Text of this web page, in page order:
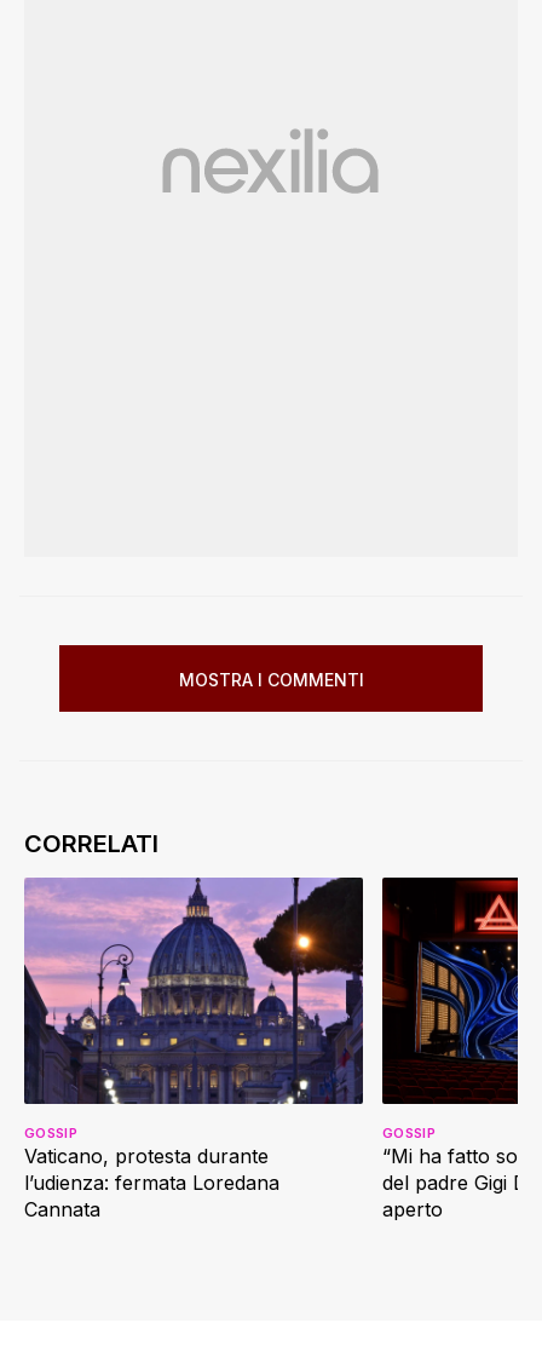
MOSTRA I COMMENTI
Vaticano, protesta durante
l’udienza: fermata Loredana
Cannata
GOSSIP
“Mi ha fatto
del padre Gigi
aperto
GOSSIP